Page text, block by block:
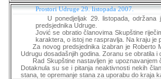
Prostori Udruge 29. listopada 2007.
U ponedjeljak 29. listopada,
predsjednika Udruge.
Jović se obratio članovima Skupštine
karaktera, o istoj ne raspravlja. Na kraju je
Za novog predsjednika izabran je Roberto
Udrugu dosadašnjih godina. Zoranu se obratila i
Rad Skupštine nastavljen je
Dotaknula su se i pitanja neaktivnosti nekih
stana, te opremanje stana za uporabu do kraja